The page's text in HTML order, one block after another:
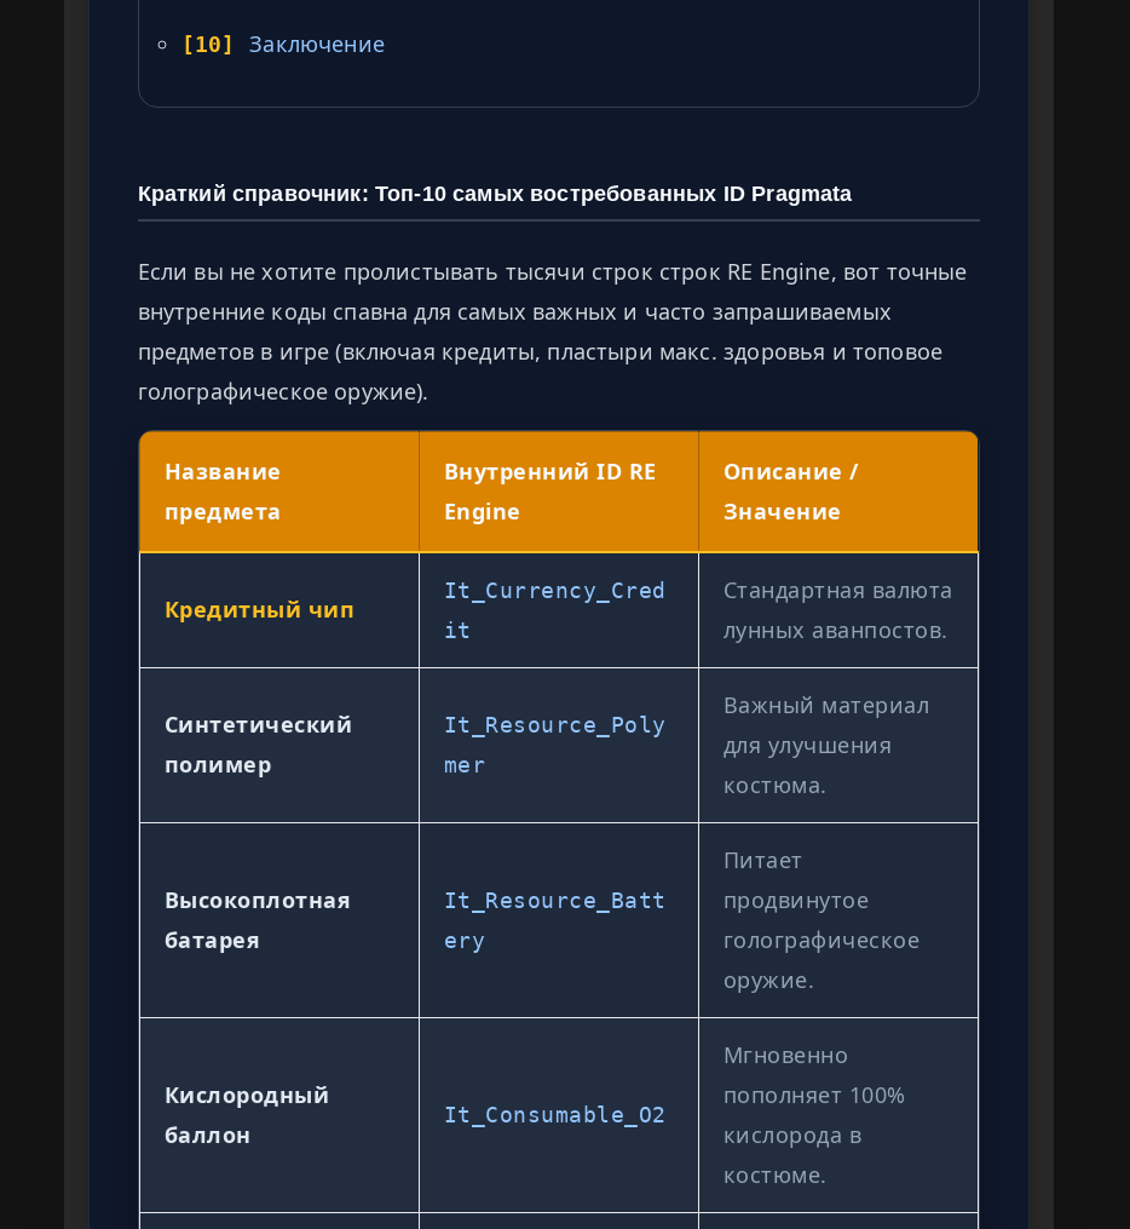
[10] Заключение
Краткий справочник: Топ-10 самых востребованных ID Pragmata
Если вы не хотите пролистывать тысячи строк строк RE Engine, вот точные
внутренние коды спавна для самых важных и часто запрашиваемых
предметов в игре (включая кредиты, пластыри макс. здоровья и топовое
голографическое оружие).
Название
предмета
Внутренний ID RE
Engine
Описание /
Значение
Кредитный чип
It_Currency_Cred
it
Стандартная валюта
лунных аванпостов.
Синтетический
полимер
It_Resource_Poly
mer
Важный материал
для улучшения
костюма.
Высокоплотная
батарея
It_Resource_Batt
ery
Питает
продвинутое
голографическое
оружие.
Кислородный
баллон
It_Consumable_O2
Мгновенно
пополняет 100%
кислорода в
костюме.